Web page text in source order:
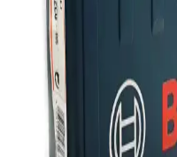
pratik kullanım özellikleriyle
ömürlü ve estetik tasarımıyla
Kensa Doubleshock 4
Karşılaştırması:
Kensa Doubleshock 4 ve
ergonomi ve kullanıcı
ürünün avantajları ve